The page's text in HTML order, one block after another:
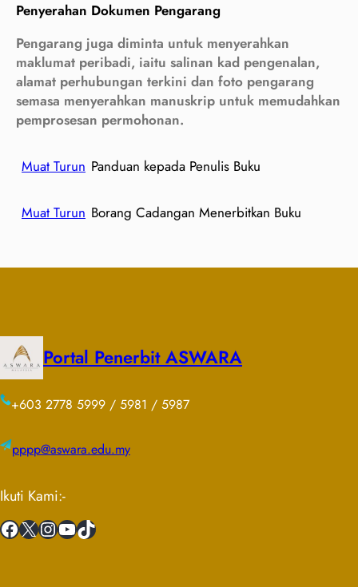
Penyerahan Dokumen Pengarang
Pengarang juga diminta untuk menyerahkan
maklumat peribadi, iaitu salinan kad pengenalan,
alamat perhubungan terkini dan foto pengarang
semasa menyerahkan manuskrip untuk memudahkan
pemprosesan permohonan.
Muat Turun Panduan kepada Penulis Buku
Muat Turun Borang Cadangan Menerbitkan Buku
Portal Penerbit ASWARA
+603 2778 5999 / 5981 / 5987
pppp@aswara.edu.my
Ikuti Kami:-
Facebook X InstagramYouTube TikTok